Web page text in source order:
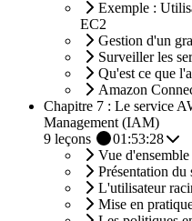
Exemple :
EC2
Gestion d'un
Surveiller les
Qu'est ce que
Amazon
Chapitre 7 : Le service
Management (IAM)
9 leçons
01:53:28
Vue
Présentation
L'utilisateur
Mise en